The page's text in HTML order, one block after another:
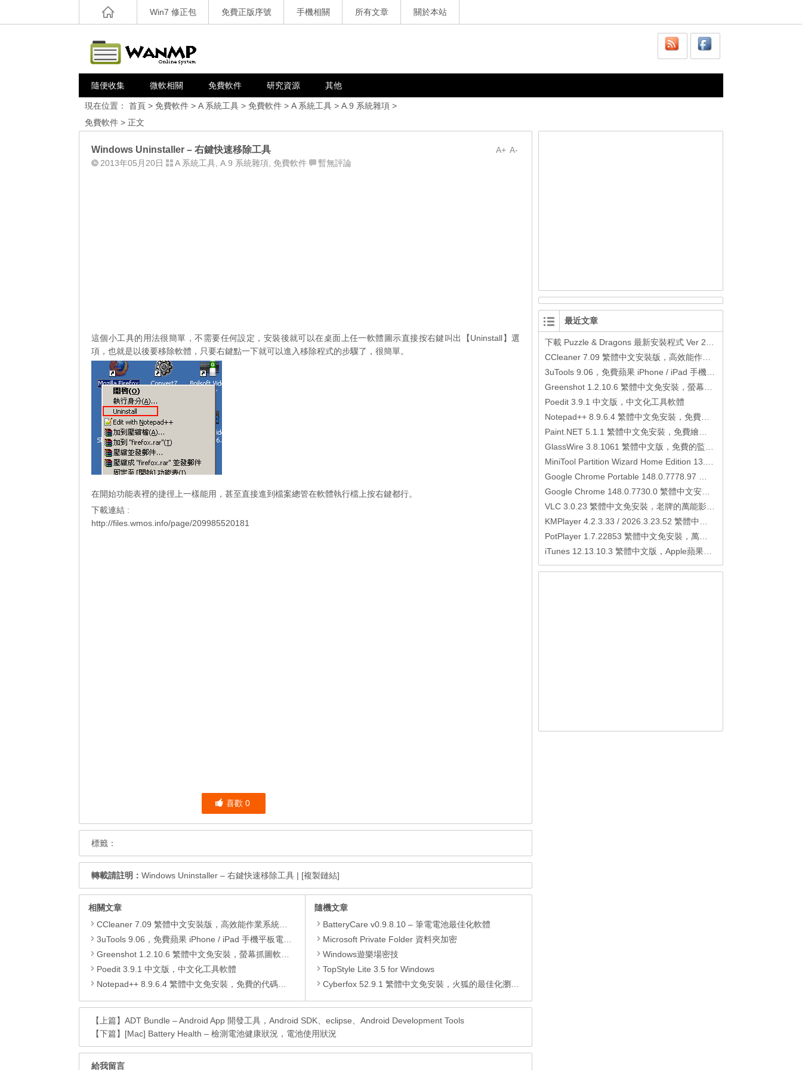
Win7 修正包 免費正版序號 手機相關 所有文章 關於本站
隨便收集 微軟相關 免費軟件 研究資源 其他
現在位置： 首頁 > 免費軟件 > A 系統工具 > 免費軟件 > A 系統工具 > A.9 系統雜項 >
免費軟件 > 正文
A-
A+
Windows Uninstaller – 右鍵快速移除工具
2013年05月20日 A 系統工具 A.9 系統雜項 免費軟件 暫無評論
這個小工具的用法很簡單，不需要任何設定，安裝後就可以在桌面上任一軟體圖示直接按右鍵叫出【Uninstall】選
項，也就是以後要移除軟體，只要右鍵點一下就可以進入移除程式的步驟了，很簡單。
在開始功能表裡的捷徑上一樣能用，甚至直接進到檔案總管在軟體執行檔上按右鍵都行。
下載連結 :
http://files.wmos.info/page/209985520181
喜歡 0
標籤：
轉載請註明： Windows Uninstaller – 右鍵快速移除工具 | [複製鏈結]
相關文章
CCleaner 7.09 繁體中文安裝版，高效能作業系統清理軟體
3uTools 9.06，免費蘋果 iPhone / iPad 手機平板電腦管理備份還原軟體
Greenshot 1.2.10.6 繁體中文免安裝，螢幕抓圖軟體，1.3.315 安裝版
Poedit 3.9.1 中文版，中文化工具軟體
Notepad++ 8.9.6.4 繁體中文免安裝，免費的代碼編輯器
隨機文章
BatteryCare v0.9.8.10 – 筆電電池最佳化軟體
Microsoft Private Folder 資料夾加密
Windows遊樂場密技
TopStyle Lite 3.5 for Windows
Cyberfox 52.9.1 繁體中文免安裝，火狐的最佳化瀏覽器
【上篇】 ADT Bundle – Android App 開發工具，Android SDK、eclipse、Android Development Tools
【下篇】 [Mac] Battery Health – 檢測電池健康狀況，電池使用狀況
給我留言
最近文章
Poedit 3.9.1 中文版，中文化工具軟體